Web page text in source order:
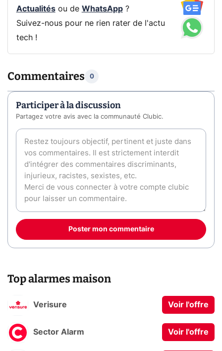
Actualitésou de WhatsApp?
Suivez-nous pour ne rien rater de l'actu
tech !
Commentaires 0
Participer à la discussion
Partagez votre avis avec la communauté Clubic.
Poster mon commentaire
Top alarmes maison
Verisure Voir l'offre
Sector Alarm Voir l'offre